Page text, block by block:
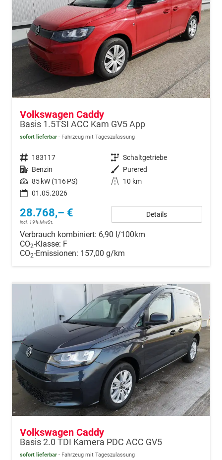
Volkswagen Caddy
Basis 1.5TSI ACC Kam GV5 App
sofort lieferbar Fahrzeug mit Tageszulassung
Fahrzeugnr. 183117 Getriebe Schaltgetriebe
Kraftstoff Benzin Außenfarbe Purered
Leistung 85 kW (116 PS) Kilometerstand
10 km
01.05.2026
28.768,– €
incl. 19% MwSt.
Details
Verbrauch kombiniert: 6,90 l/100km
CO2-Klasse: F
CO2-Emissionen: 157,00 g/km
Volkswagen Caddy
Basis 2.0 TDI Kamera PDC ACC GV5
sofort lieferbar Fahrzeug mit Tageszulassung